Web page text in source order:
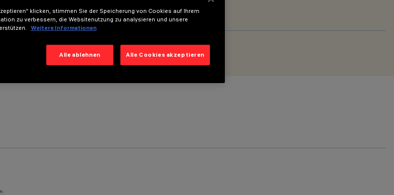
klicken, stimmen Sie der Speicherung von Cookies auf Ihrem
zu verbessern, die Websitenutzung zu analysieren und unsere
Weitere Informationen
Alle ablehnen Alle Cookies akzeptieren